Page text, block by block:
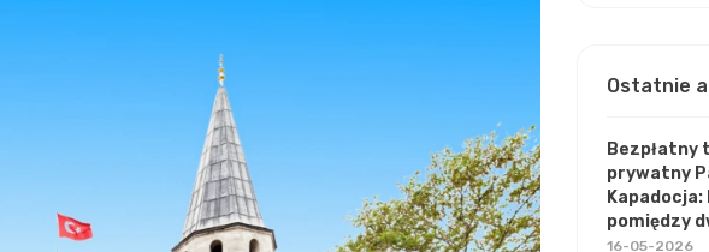
Ostatnie
prywatny
pomiędzy
16-05-2026